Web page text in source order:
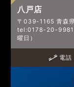
八戸店
〒039-1165 青森
tel:0178-20-9981
曜日）
電話